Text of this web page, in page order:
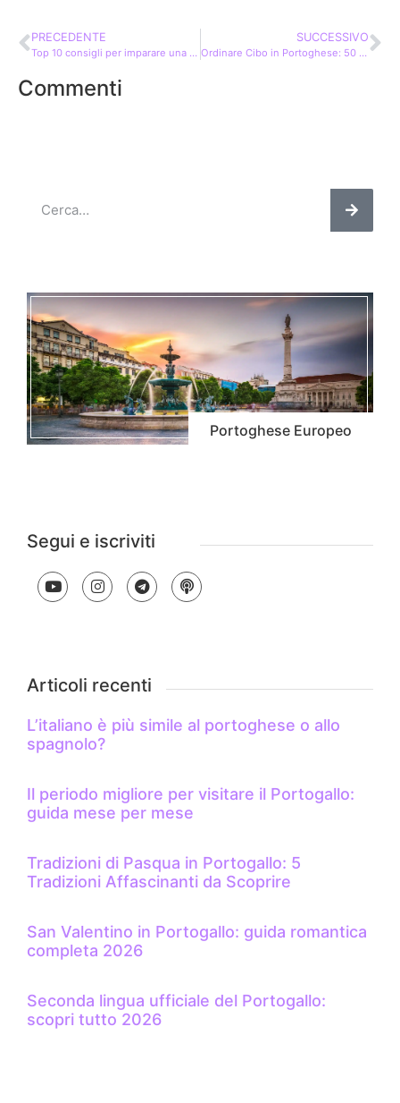
PRECEDENTE
Top 10 consigli per imparare una lingua e padroneggiarla velocemente!
SUCCESSIVO
Ordinare Cibo in Portoghese: 50 Frasi Essenziali per il Ristorante
Commenti
Portoghese Europeo
Segui e iscriviti
Articoli recenti
L’italiano è più simile al portoghese o allo
spagnolo?
Il periodo migliore per visitare il Portogallo:
guida mese per mese
Tradizioni di Pasqua in Portogallo: 5
Tradizioni Affascinanti da Scoprire
San Valentino in Portogallo: guida romantica
completa 2026
Seconda lingua ufficiale del Portogallo:
scopri tutto 2026